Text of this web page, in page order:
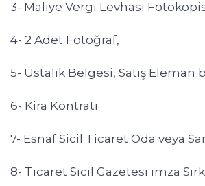
3- Maliye Vergi Levhası
4- 2 Adet Fotoğraf,
5- Ustalık Belgesi, Satış Eleman
6- Kira Kontratı
7- Esnaf Sicil Ticaret Oda veya
8- Ticaret Sicil Gazetesi imza